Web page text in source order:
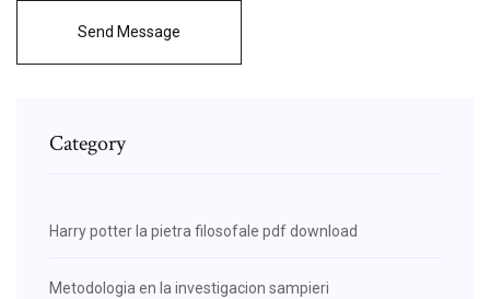
Send Message
Category
Harry potter la pietra filosofale pdf download
Metodologia en la investigacion sampieri